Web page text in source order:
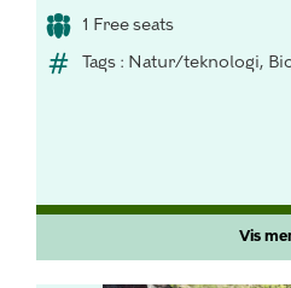
1 Free seats
Tags : Natur/teknologi,
Vis